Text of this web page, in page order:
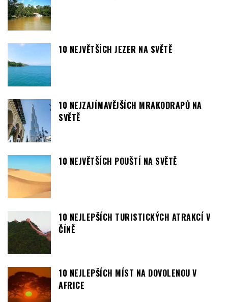
10 NEJVĚTŠÍCH JEZER NA SVĚTĚ
10 NEJZAJÍMAVĚJŠÍCH MRAKODRAPŮ NA
SVĚTĚ
10 NEJVĚTŠÍCH POUŠTÍ NA SVĚTĚ
10 NEJLEPŠÍCH TURISTICKÝCH ATRAKCÍ V
ČÍNĚ
10 NEJLEPŠÍCH MÍST NA DOVOLENOU V
AFRICE